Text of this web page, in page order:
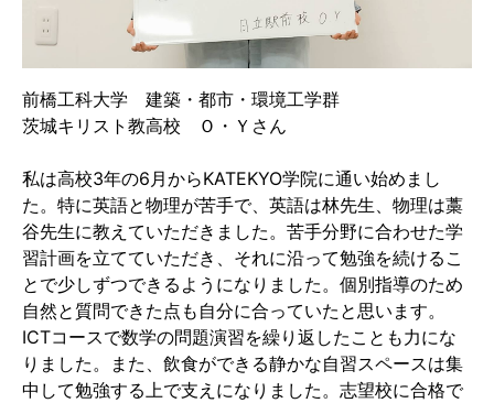
前橋工科大学 建築・都市・環境工学群
茨城キリスト教高校 Ｏ・Ｙさん
私は高校3年の6月からKATEKYO学院に通い始めまし
た。特に英語と物理が苦手で、英語は林先生、物理は藁
谷先生に教えていただきました。苦手分野に合わせた学
習計画を立てていただき、それに沿って勉強を続けるこ
とで少しずつできるようになりました。個別指導のため
自然と質問できた点も自分に合っていたと思います。
ICTコースで数学の問題演習を繰り返したことも力にな
りました。また、飲食ができる静かな自習スペースは集
中して勉強する上で支えになりました。志望校に合格で